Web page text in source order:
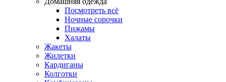
Посмотреть всё
Ночные сорочки
Пижамы
Халаты
Жакеты
Жилетки
Кардиганы
Колготки